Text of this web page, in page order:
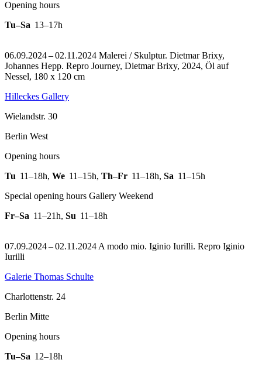
Opening hours
Tu–Sa 13–17h
06.09.2024 – 02.11.2024 Malerei / Skulptur. Dietmar Brixy,
Johannes Hepp. Repro Journey, Dietmar Brixy, 2024, Öl auf
Nessel, 180 x 120 cm
Hilleckes Gallery
Wielandstr. 30
Berlin West
Opening hours
Tu 11–18h, We 11–15h, Th–Fr 11–18h, Sa 11–15h
Special opening hours Gallery Weekend
Fr–Sa 11–21h, Su 11–18h
07.09.2024 – 02.11.2024 A modo mio. Iginio Iurilli. Repro Iginio
Iurilli
Galerie Thomas Schulte
Charlottenstr. 24
Berlin Mitte
Opening hours
Tu–Sa 12–18h